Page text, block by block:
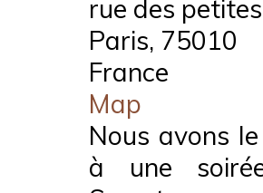
rue des
Paris, 75010
France
Map
Nous avons
à une